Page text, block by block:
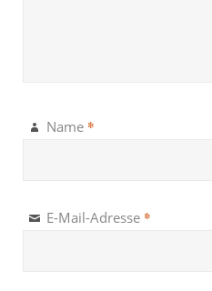
Name *
E-Mail-Adresse *